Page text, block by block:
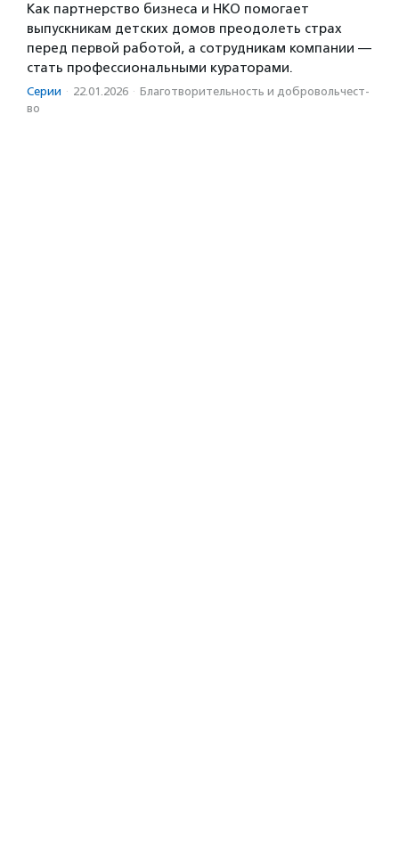
Как партнерство бизнеса и НКО помогает
выпускникам детских домов преодолеть страх
перед первой работой, а сотрудникам компании —
стать профессиональными кураторами.
Серии · 22.01.2026 · Благотвори­тель­ность и доброволь­чест­
во